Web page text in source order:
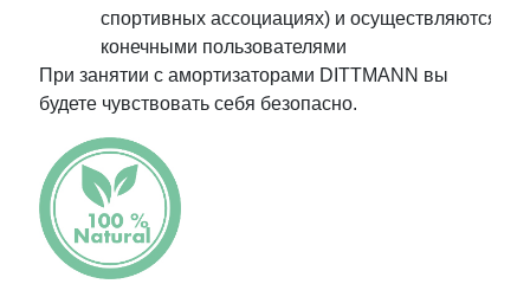
спортивных ассоциациях) и осуществляются
конечными пользователями
При занятии с амортизаторами DITTMANN вы
будете чувствовать себя безопасно.